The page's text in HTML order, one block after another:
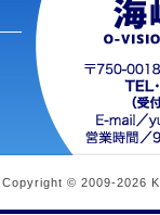
Copyright © 2009-2026